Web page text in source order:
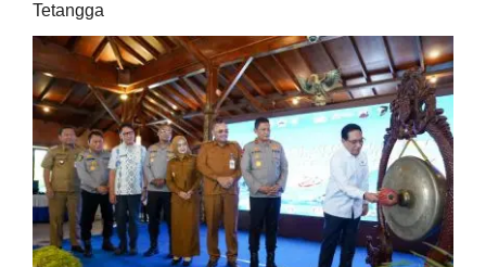
Tetangga